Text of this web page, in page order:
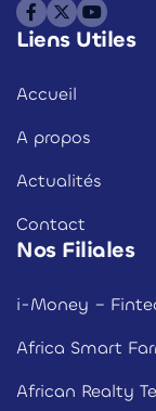
Liens Utiles
Accueil
A propos
Actualités
Contact
Nos Filiales
i-Money –
Africa Smart
African Realty